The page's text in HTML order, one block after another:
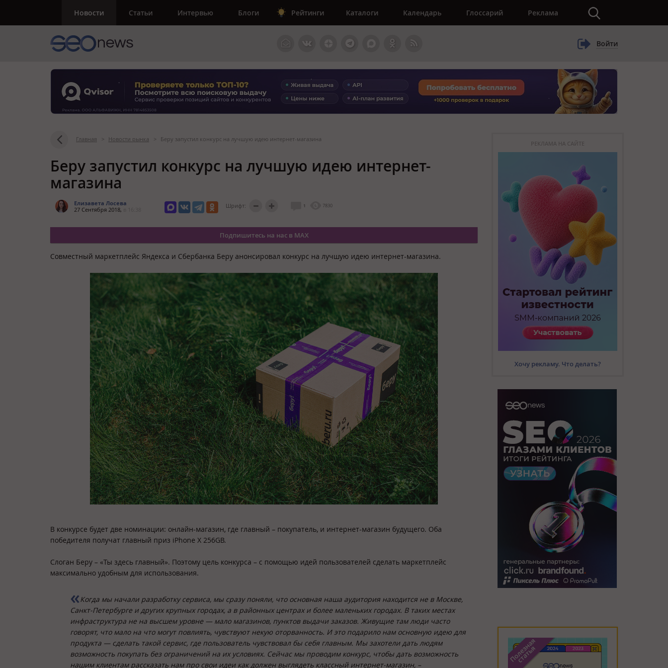
Новости Статьи Интервью Блоги Рейтинги Каталоги Календарь Глоссарий Реклама
Войти
Главная > Новости рынка > Беру запустил конкурс на лучшую идею интернет-магазина
Беру запустил конкурс на лучшую идею интернет-
магазина
Елизавета Лосева
27 Сентября 2018,
Шрифт: 1 7830
Подпишитесь на нас в MAX
Совместный маркетплейс Яндекса и Сбербанка Беру анонсировал конкурс на лучшую идею интернет-магазина.
В конкурсе будет две номинации: онлайн-магазин, где главный – покупатель, и интернет-магазин будущего. Оба
победителя получат главный приз iPhone X 256GB.
Слоган Беру – «Ты здесь главный». Поэтому цель конкурса – с помощью идей пользователей сделать маркетплейс
максимально удобным для использования.
Когда мы начали разработку сервиса, мы сразу поняли, что основная наша аудитория находится не в Москве,
Санкт-Петербурге и других крупных городах, а в районных центрах и более маленьких городах. В таких местах
инфраструктура не на высшем уровне — мало магазинов, пунктов выдачи заказов. Живущие там люди часто
говорят, что мало на что могут повлиять, чувствуют некую оторванность. И это подарило нам основную идею для
продукта — сделать такой сервис, где пользователь чувствовал бы себя главным. Мы захотели дать людям
возможность покупать без ограничений на их условиях. Сейчас мы проводим конкурс, чтобы дать возможность
нашим клиентам рассказать нам про свои идеи как должен выглядеть классный интернет-магазин, –
РЕКЛАМА НА САЙТЕ
Хочу рекламу. Что делать?